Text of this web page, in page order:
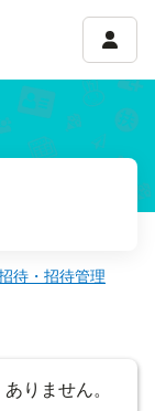
アカ
待・招待管理
りません。